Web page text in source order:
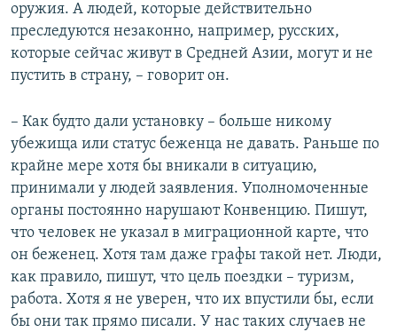
оружия. А людей, которые действительно
преследуются незаконно, например, русских,
которые сейчас живут в Средней Азии, могут и не
пустить в страну, – говорит он.
– Как будто дали установку – больше никому
убежища или статус беженца не давать. Раньше по
крайне мере хотя бы вникали в ситуацию,
принимали у людей заявления. Уполномоченные
органы постоянно нарушают Конвенцию. Пишут,
что человек не указал в миграционной карте, что
он беженец. Хотя там даже графы такой нет. Люди,
как правило, пишут, что цель поездки – туризм,
работа. Хотя я не уверен, что их впустили бы, если
бы они так прямо писали. У нас таких случаев не